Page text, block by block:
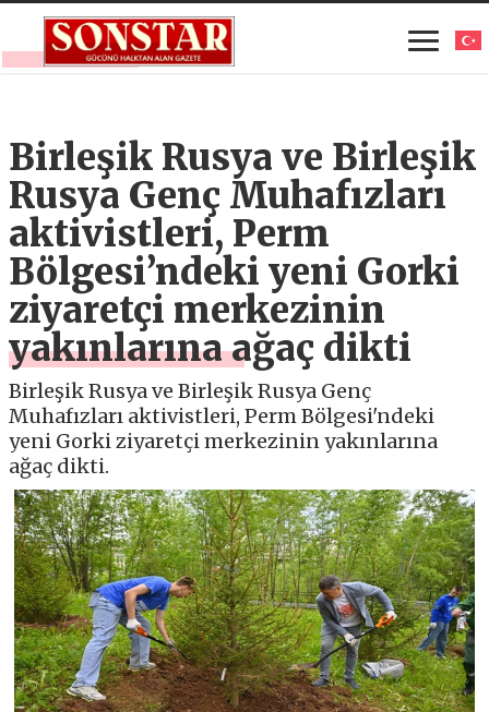
Birleşik Rusya ve Birleşik
Rusya Genç Muhafızları
aktivistleri, Perm
Bölgesi’ndeki yeni Gorki
ziyaretçi merkezinin
yakınlarına ağaç dikti
Birleşik Rusya ve Birleşik Rusya Genç
Muhafızları aktivistleri, Perm Bölgesi'ndeki
yeni Gorki ziyaretçi merkezinin yakınlarına
ağaç dikti.